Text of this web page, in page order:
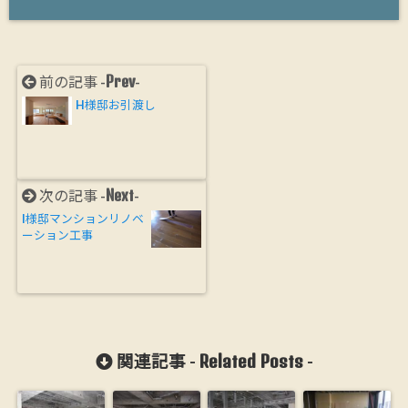
前の記事 -Prev-
H様邸お引渡し
次の記事 -Next-
I様邸マンションリノベ
ーション工事
関連記事 - Related Posts-